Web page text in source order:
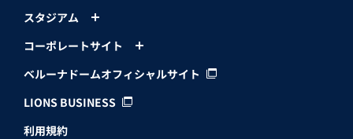
スタジアム
コーポレートサイト
ベルーナドームオフィシャルサイト
LIONS BUSINESS
利用規約